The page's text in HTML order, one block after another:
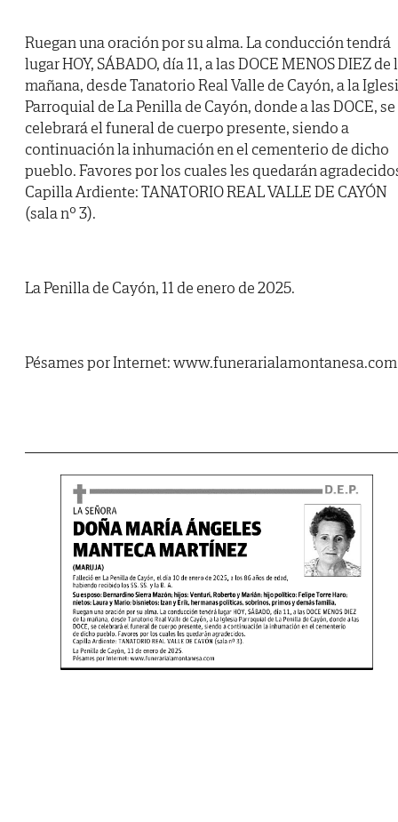
Ruegan una oración por su alma. La conducción tendrá
lugar HOY, SÁBADO, día 11, a las DOCE MENOS DIEZ de
mañana, desde Tanatorio Real Valle de Cayón, a la
Parroquial de La Penilla de Cayón, donde a las DOCE, se
celebrará el funeral de cuerpo presente, siendo a
continuación la inhumación en el cementerio de dicho
pueblo. Favores por los cuales les quedarán
Capilla Ardiente: TANATORIO REAL VALLE DE CAYÓN
(sala nº 3).
La Penilla de Cayón, 11 de enero de 2025.
Pésames por Internet: www.funerarialamontanesa.com